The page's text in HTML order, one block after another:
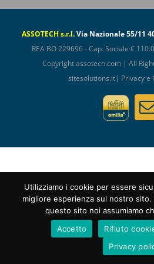
ASSOTECH s.r.l.Via Nazionale 55/11
REA BO 229696 - Cap. Sociale €
Copyrightassotech.com | All
sitesolutions.it| Privacy e
Utilizziamo i cookie per essere
migliore esperienza sul nostro
questo sito noi assumiamo
Accetto
Rifiuto
Privacy